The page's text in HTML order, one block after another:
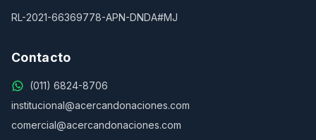
RL-2021-66369778-APN-DNDA#MJ
Contacto
(011) 6824-8706
institucional@acercandonaciones.com
comercial@acercandonaciones.com